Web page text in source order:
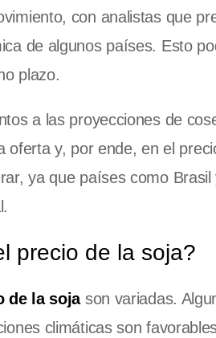
con analistas que
de algunos países. Esto
plazo.
a las proyecciones de
oferta y, por ende, en el
ya que países como
precio de la soja?
de la sojason variadas.
climáticas son